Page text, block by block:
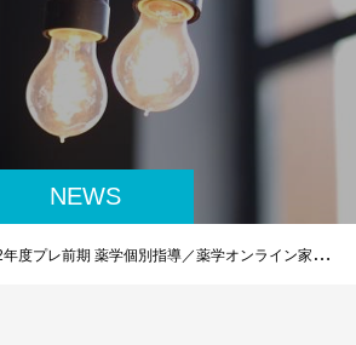
NEWS
プレ前期 薬学個別指導／薬学オンライン家庭教師受講生募集のお知らせ